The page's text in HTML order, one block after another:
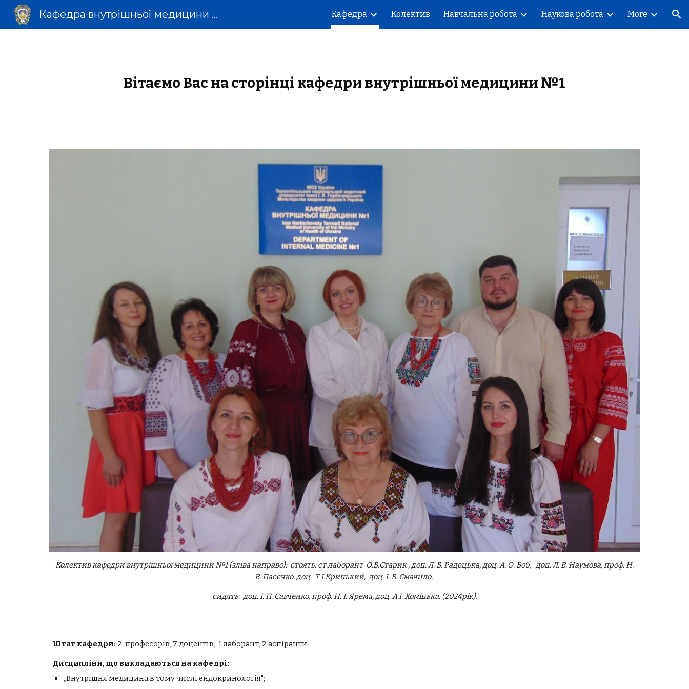
Skip to navigation
Кафедра внутрішньої медицини № 1 Кафедра Колектив Навчальна робота Наукова робота More
Вітаємо Вас на сторінці кафедри внутрішньої медицини №1
Колектив кафедри внутрішньої медицини №1 (зліва направо): стоять: ст.лаборант О.В.Старик , доц. Л. В. Радецька, доц. А. О. Боб, доц. Л. В. Наумова, проф. Н.
В. Пасєчко, доц. Т.І.Крицький, доц. І. В. Смачило,
сидять: доц. І. П. Савченко, проф. Н. І. Ярема, доц. А.І. Хоміцька. (2024рік).
Штат кафедри: 2 професорів, 7 доцентів, 1 лаборант, 2 аспіранти.
Дисципліни, що викладаються на кафедрі:
,,Внутрішня медицина в тому числі ендокринологія";